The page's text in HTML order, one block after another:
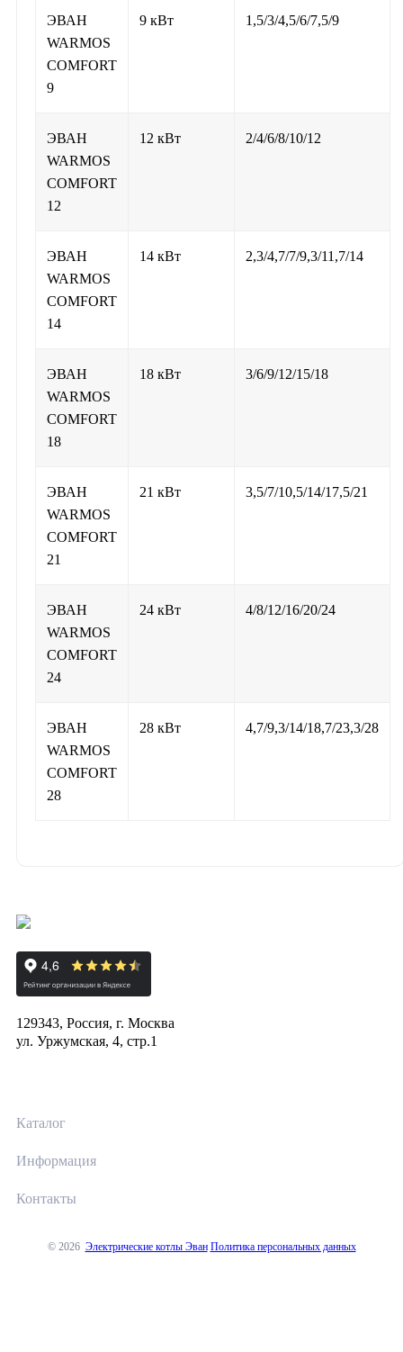
ЭВАН
WARMOS
COMFORT
9
9 кВт 1,5/3/4,5/6/7,5/9
ЭВАН
WARMOS
COMFORT
12
12 кВт 2/4/6/8/10/12
ЭВАН
WARMOS
COMFORT
14
14 кВт 2,3/4,7/7/9,3/11,7/14
ЭВАН
WARMOS
COMFORT
18
18 кВт 3/6/9/12/15/18
ЭВАН
WARMOS
COMFORT
21
21 кВт 3,5/7/10,5/14/17,5/21
ЭВАН
WARMOS
COMFORT
24
24 кВт 4/8/12/16/20/24
ЭВАН
WARMOS
COMFORT
28
28 кВт 4,7/9,3/14/18,7/23,3/28
129343, Россия, г. Москва
ул. Уржумская, 4, стр.1
Каталог
Информация
Контакты
© 2026 Электрические котлы Эван Политика персональных данных